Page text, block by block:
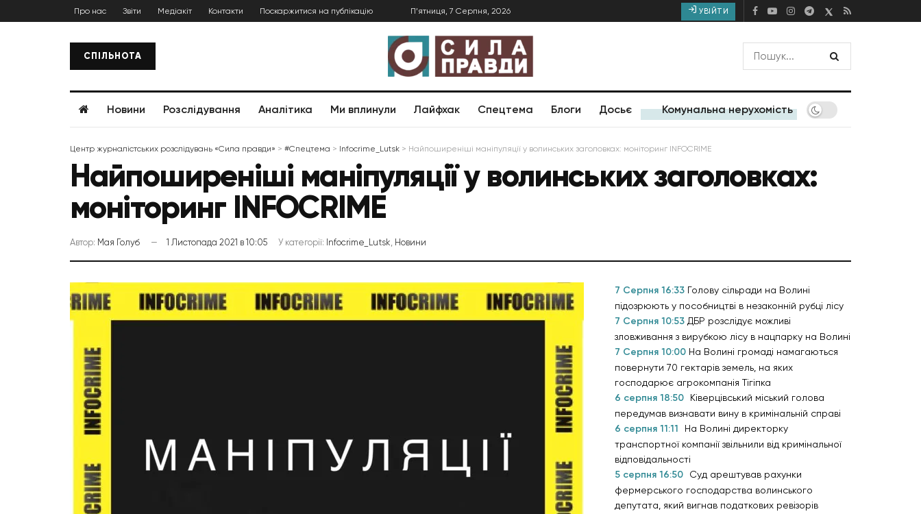
Про нас Звіти Медіакіт Контакти Поскаржитися на публікацію П’ятниця, 7 Серпня, 2026 УВІЙТИ
СПІЛЬНОТА
Новини Розслідування Аналітика Ми вплинули Лайфхак Спецтема Блоги Досьє Комунальна нерухомість
Центр журналістських розслідувань «Сила правди» > #Спецтема > Infocrime_Lutsk > Найпоширеніші маніпуляції у волинських заголовках: моніторинг INFOCRIME
Найпоширеніші маніпуляції у волинських заголовках:
моніторинг INFOCRIME
Автор: Мая Голуб 1 Листопада 2021 в 10:05 У категорії: Infocrime_Lutsk, Новини
7 Серпня 16:33 Голову сільради на Волині
підозрюють у пособництві в незаконній рубці лісу
7 Серпня 10:53 ДБР розслідує можливі
зловживання з вирубкою лісу в нацпарку на Волині
7 Серпня 10:00 На Волині громаді намагаються
повернути 70 гектарів земель, на яких
господарює агрокомпанія Тігіпка
6 серпня 18:50
Ківерцівський міський голова
передумав визнавати вину в кримінальній справі
6 серпня 11:11
На Волині директорку
транспортної компанії звільнили від кримінальної
відповідальності
5 серпня 16:50
Суд арештував рахунки
фермерського господарства волинського
депутата, який вигнав податкових ревізорів